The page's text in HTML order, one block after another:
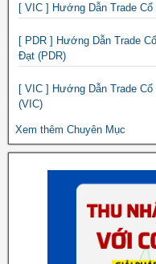
[ VIC ] Hướng Dẫn Trade
[ PDR ] Hướng Dẫn Trade
Đạt (PDR)
[ VIC ] Hướng Dẫn Trade
(VIC)
Xem thêm Chuyên Mục